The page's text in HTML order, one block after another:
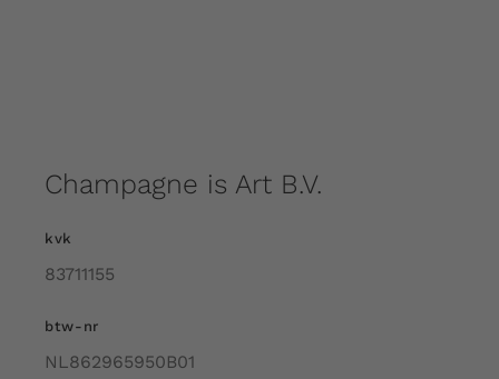
Champagne is Art B.V.
kvk
83711155
btw-nr
NL862965950B01